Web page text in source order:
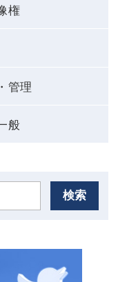
権
管理
般
検索